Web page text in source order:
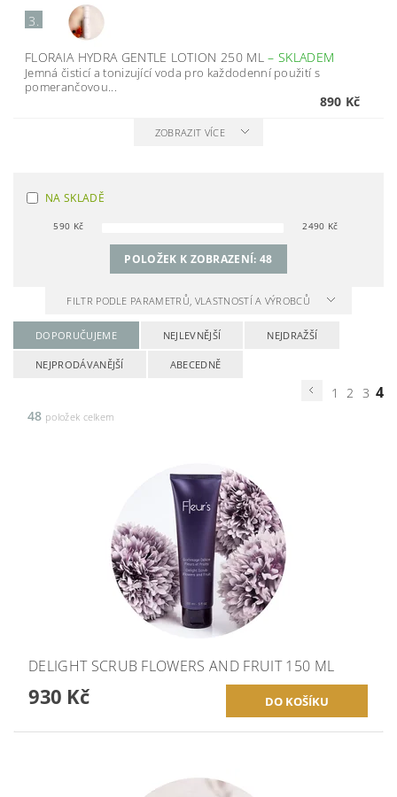
3.
FLORAIA HYDRA GENTLE LOTION 250 ML– SKLADEM
Jemná čisticí a tonizující voda pro každodenní použití s
pomerančovou...
890 Kč
ZOBRAZIT VÍCE
NA SKLADĚ
590 Kč 2490 Kč
POLOŽEK K ZOBRAZENÍ:48
FILTR PODLE PARAMETRŮ, VLASTNOSTÍ A VÝROBCŮ
DOPORUČUJEME NEJLEVNĚJŠÍ NEJDRAŽŠÍ
NEJPRODÁVANĚJŠÍ ABECEDNĚ
1 2 3 4
48 položek celkem
DELIGHT SCRUB FLOWERS AND FRUIT 150 ML
930 Kč